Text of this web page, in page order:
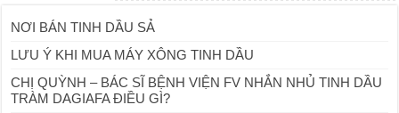
NƠI BÁN TINH DẦU SẢ
LƯU Ý KHI MUA MÁY XÔNG TINH DẦU
CHỊ QUỲNH – BÁC SĨ BỆNH VIỆN FV NHẮN NHỦ TINH DẦU
TRÀM DAGIAFA ĐIỀU GÌ?